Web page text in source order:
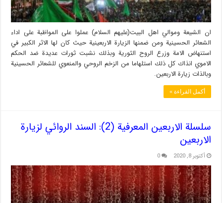
ان الشيعة وموالي اهل البيت(عليهم السلام) عملوا على المواظبة على اداء
الشعائر الحسينية ومن ضمنها الزيارة الاربعينية حيث كان لها الاثر الكبير في
استنهاض الامة وزرع الروح الثورية وبذلك نشبت ثورات عديدة ضد الحكم
الاموي انذاك كل ذلك استلهاما من الزخم الروحي والمنعوي للشعائر الحسينية
وبالذات زيارة الاربعين.
أكمل القراءة »
سلسلة الاربعين المعرفية (2): السند الروائي لزيارة
الاربعين
أكتوبر 8, 2020 0